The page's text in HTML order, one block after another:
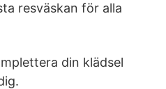
resväskan för alla
din klädsel